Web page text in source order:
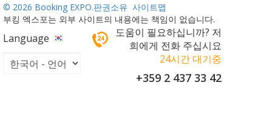
© 2026 Booking EXPO.판권소유 사이트맵
부킹 엑스포는 외부 사이트의 내용에는 책임이 없습니다.
Language
도움이 필요하십니까? 저
희에게 전화 주십시요
24시간 대기중
+359 2 437 33 42